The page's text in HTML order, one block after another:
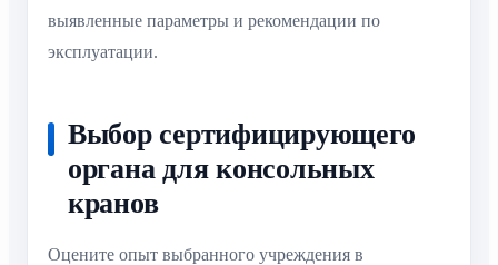
выявленные параметры и рекомендации по
эксплуатации.
Выбор сертифицирующего
органа для консольных
кранов
Оцените опыт выбранного учреждения в